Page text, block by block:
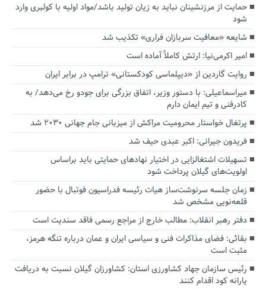
حمایت از مرزنشینان نباید به زیان تولید باشد/مواد اولیه با کولبری وارد
شود
شایعه «معافیت سربازان فراری» تکذیب شد
امیر اکرمی‌نیا: ارتش کاملاً آماده است
روایت گاردین از «دیپلماسی کودکستانی» ترامپ در برابر ایران
میراسماعیلی: با دستور وزیر، اتفاق بزرگی برای جودو رخ می‌دهد/ به
کادرفنی و تیم ایمان دارم
پرتغال خواستار محرومیت مراکش از میزبانی جام جهانی ۲۰۳۰ شد
فریدون جیرانی: اکبر عبدی حیف شد
تسهیلات اشتغالزایی در اختیار نهادهای حمایتی باید براساس
اولویت‌های گیلان پرداخت شود
زمان جلسه سرنوشت‌ساز هیات رئیسه فدراسیون فوتبال با حضور
قلعه‌نویی مشخص شد
دفتر رهبر انقلاب: مطالب خارج از مراجع رسمی فاقد سندیت است
بقائی: فضای مذاکرات فنی و سیاسی ایران و عمان درباره تنگه هرمز،
مثبت است
رئیس سازمان جهاد کشاورزی استان: کشاورزان گیلان نسبت به دریافت
یارانه کود اقدام کنند